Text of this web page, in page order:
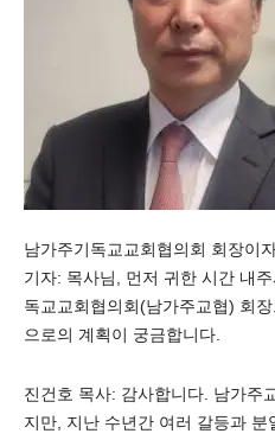
남가주기독교교회협의회 회장이
기자: 목사님, 먼저 귀한 시간 내
독교교회협의회(남가주교협) 회
으로의 계획이 궁금합니다.
진건호 목사: 감사합니다. 남가주
지만, 지난 수년간 여러 갈등과